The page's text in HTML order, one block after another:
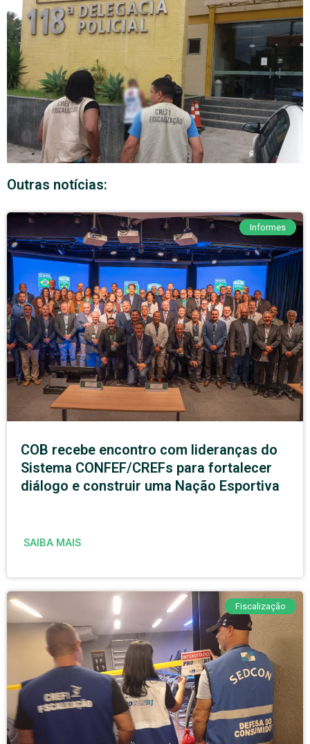
Outras notícias:
Informes
COB recebe encontro com lideranças do
Sistema CONFEF/CREFs para fortalecer
diálogo e construir uma Nação Esportiva
SAIBA MAIS
Fiscalização